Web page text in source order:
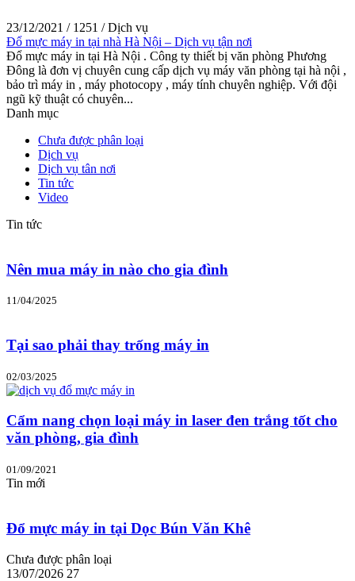
23/12/2021 / 1251 /Dịch vụ
Đổ mực máy in tại nhà Hà Nội – Dịch vụ tận nơi
Đổ mực máy in tại Hà Nội . Công ty thiết bị văn phòng Phương
Đông là đơn vị chuyên cung cấp dịch vụ máy văn phòng tại hà nội ,
bảo trì máy in , máy photocopy , máy tính chuyên nghiệp. Với đội
ngũ kỹ thuật có chuyên...
Danh mục
Chưa được phân loại
Dịch vụ
Dịch vụ tân nơi
Tin tức
Video
Tin tức
Nên mua máy in nào cho gia đình
11/04/2025
Tại sao phải thay trống máy in
02/03/2025
Cẩm nang chọn loại máy in laser đen trắng tốt cho
văn phòng, gia đình
01/09/2021
Tin mới
Đổ mực máy in tại Dọc Bún Văn Khê
Chưa được phân loại
13/07/2026 27